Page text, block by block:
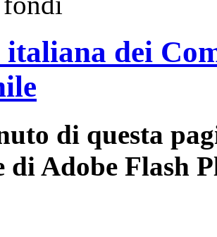
italiana dei
di questa
di Adobe Flash